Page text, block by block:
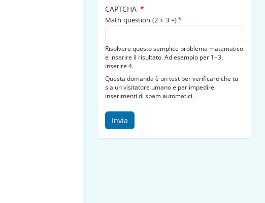
CAPTCHA
Math question (2 + 3 =)
Risolvere questo semplice problema matematico
e inserire il risultato. Ad esempio per 1+3,
inserire 4.
Questa domanda è un test per verificare che tu
sia un visitatore umano e per impedire
inserimenti di spam automatici.